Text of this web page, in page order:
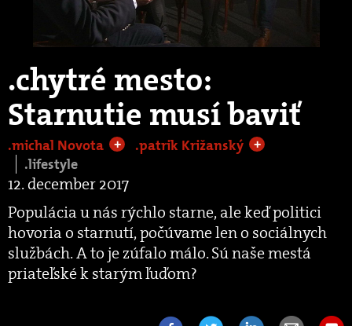
Video
.chytré mesto:
Starnutie musí baviť
.michal Novota + .patrik Križanský +
.lifestyle
12. december 2017
Populácia u nás rýchlo starne, ale keď politici
hovoria o starnutí, počúvame len o sociálnych
službách. A to je zúfalo málo. Sú naše mestá
priateľské k starým ľuďom?